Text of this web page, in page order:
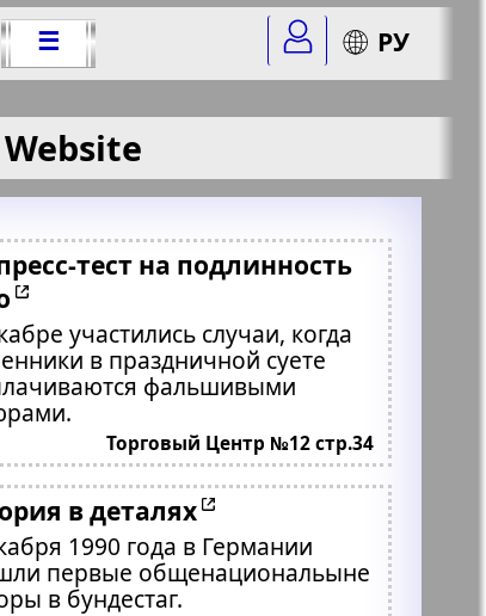
☰ РУ
тест на подлинность
участились случаи, когда
в праздничной суете
фальшивыми
Торговый Центр №12 стр.34
в деталях
1990 года в Германии
первые общенациональыне
в бундестаг.